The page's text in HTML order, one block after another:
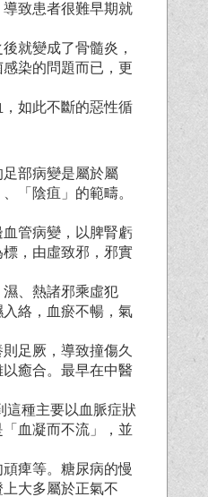
導致患者很難早期就
就變成了骨髓炎，
染的問題而已，更
如此不斷的惡性循
部病變是屬於屬
「陰疽」的範疇。
管病變，以脾腎虧
，由虛致邪，邪實
、熱諸邪乘虛犯
絡，血瘀不暢，氣
足厥，導致撞傷久
癒合。最早在中醫
這種主要以血脈症狀
血凝而不流」，並
痺等。糖尿病的慢
大多屬於正氣不